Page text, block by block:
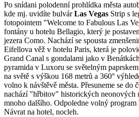
Po snídani polodenní prohlídka města
kde mj. uvidíte bulvárLas Vegas Strip s
fotopointem "Welcome to Fabulous Las
fontány u hotelu Bellagio, který je
jezera Como. Nachází se spousta
Eifellova věž v hotelu Paris, která je
Grand Canal s gondalami jako v
pyramida v Luxoru se světelným
na světě s výškou 168 metrů a 360°
volno k návštěvě města. Přesuneme se
nachází "hřbitov" historických neonových
mnoho dalšího. Odpoledne volný program
Návrat na hotel, nocleh.